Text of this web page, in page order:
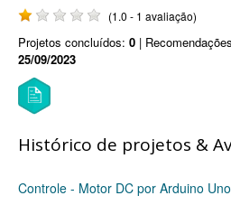
(1.0 - 1 avaliação)
Projetos concluídos: 0 |
25/09/2023
Histórico de projetos &
Controle - Motor DC por Arduino Uno